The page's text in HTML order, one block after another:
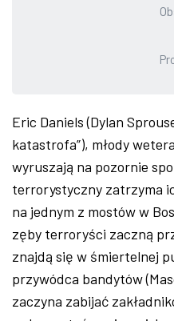
Eric Daniels (Dylan
katastrofa”), młody
wyruszają na pozornie
terrorystyczny zatrzyma
na jednym z mostów w
zęby terroryści zaczną
znajdą się w śmiertelnej
przywódca bandytów
zaczyna zabijać